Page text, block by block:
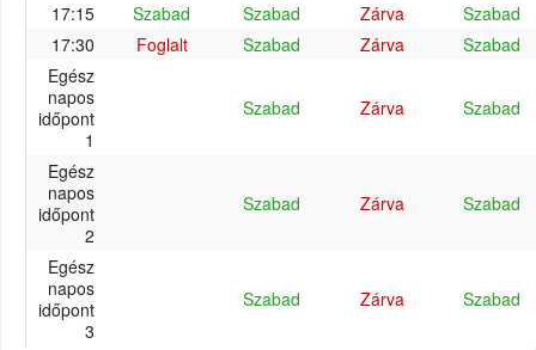
17:15
Szabad Szabad Zárva
Szabad
17:30
Foglalt Szabad Zárva
Szabad
Egész
napos
időpont
1
Szabad Zárva Szabad
Egész
napos
időpont
2
Szabad Zárva Szabad
Egész
napos
időpont
3
Szabad Zárva Szabad